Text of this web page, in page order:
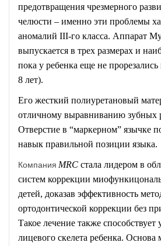
предотвращения чрезмерного
челюсти – именно эти проблемы
аномалий III-го класса. Аппарат
выпускается в трех размерах и
пока у ребенка еще не
8 лет).
Его жесткий полиуретановый
отличному выравниванию зубных
Отверстие в “маркерном” язычке
навык правильной позиции языка.
Компания MRC стала лидером в
систем коррекции
детей, доказав эффективность
ортодонтической коррекции без
Такое лечение также
лицевого скелета ребенка. Основа